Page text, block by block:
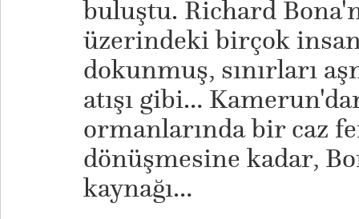
buluştu. Richard
üzerindeki birçok
dokunmuş, sınırları
atışı gibi…
ormanlarında bir caz
dönüşmesine kadar,
kaynağı…